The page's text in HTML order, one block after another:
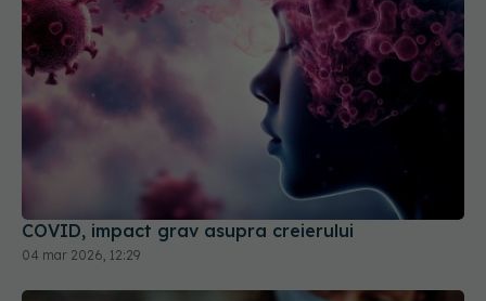
COVID, impact grav asupra creierului